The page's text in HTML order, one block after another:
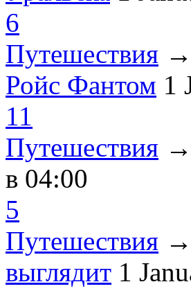
6
Путешествия →
Ройс Фантом 1
11
Путешествия →
в 04:00
5
Путешествия →
выглядит 1